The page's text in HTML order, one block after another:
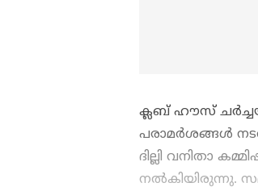
ക്ലബ് ഹൗസ്
പരാമര്‍ശങ്ങള്‍
ദില്ലി വനിതാ
നല്‍കിയിരുന്നു.